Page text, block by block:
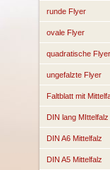
runde Flyer
ovale Flyer
quadratische Flyer
ungefalzte Flyer
Faltblatt mit
DIN lang MIttelfalz
DIN A6 Mittelfalz
DIN A5 Mittelfalz